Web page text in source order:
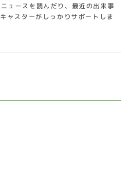
ュースを読んだり、最近の出来事
ャスターがしっかりサポートしま